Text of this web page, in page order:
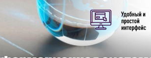
Смотреть проект